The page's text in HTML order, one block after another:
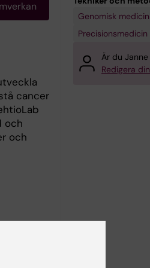
cancer
och
och
Genomisk medicin
Precisionsmedicin
Är du Janne
Redigera